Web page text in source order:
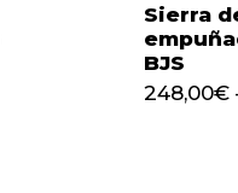
Sierra
BJS
248,00€